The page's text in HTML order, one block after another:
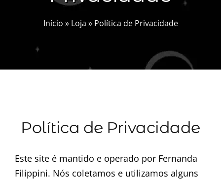
LOJA
resultados
para:
AGENDAMENTO
Início » Loja » Política de Privacidade
Política de Privacidade
Este site é mantido e operado por Fernanda
Filippini. Nós coletamos e utilizamos alguns